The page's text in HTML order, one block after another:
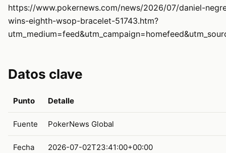
https://www.pokernews.com/news/2026/07/daniel-
wins-eighth-wsop-bracelet-51743.htm?
Datos clave
Punto Detalle
Fuente PokerNews Global
Fecha 2026-07-02T23:41:00+00:00